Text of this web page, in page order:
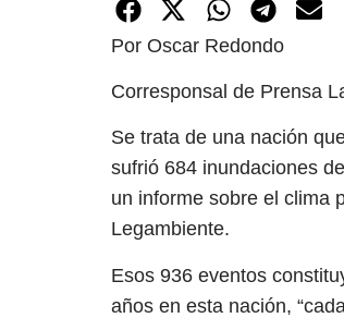
Por Oscar Redondo
Corresponsal de Prensa
Se trata de una nación
sufrió 684 inundaciones
un informe sobre el clima
Legambiente.
Esos 936 eventos
años en esta nación,